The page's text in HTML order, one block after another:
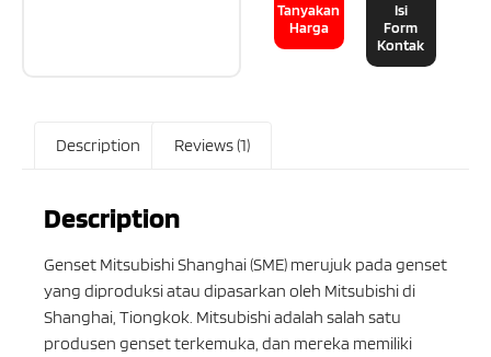
Tanyakan
Harga
Isi
Form
Kontak
Description Reviews (1)
Description
Genset Mitsubishi Shanghai (SME) merujuk pada genset
yang diproduksi atau dipasarkan oleh Mitsubishi di
Shanghai, Tiongkok. Mitsubishi adalah salah satu
produsen genset terkemuka, dan mereka memiliki